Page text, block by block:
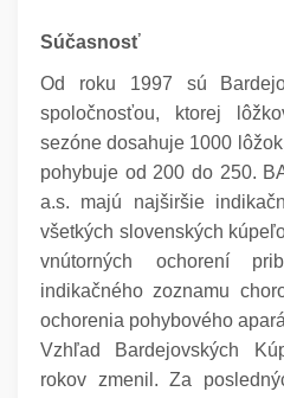
Súčasnosť
Od roku 1997 sú
spoločnosťou, ktorej
sezóne dosahuje 1000
pohybuje od 200 do 250.
a.s. majú najširšie
všetkých slovenských
vnútorných ochorení
indikačného zoznamu
ochorenia pohybového
Vzhľad Bardejovských
rokov zmenil. Za